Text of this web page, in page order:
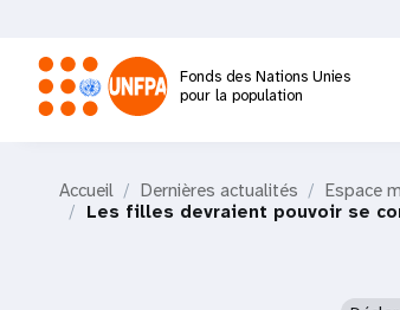
contenu
principal
Fonds des Nations Unies
pour la population
Accueil Dernières actualités Espace
Les filles devraient pouvoir se